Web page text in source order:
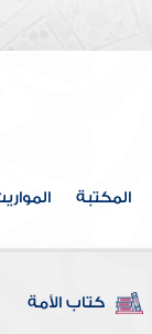
المكتبة
كتاب الأمة